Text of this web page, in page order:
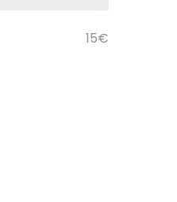
15€